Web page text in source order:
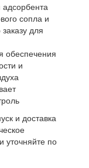
сопла и
для
обеспечения
и
и доставка
уточняйте по